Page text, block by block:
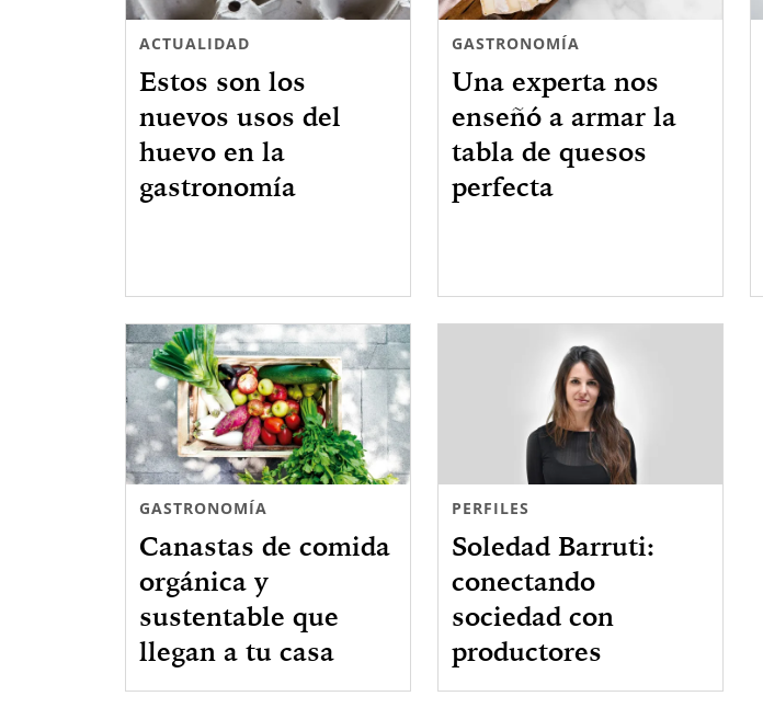
ACTUALIDAD
Estos son los
nuevos usos del
huevo en la
gastronomía
GASTRONOMÍA
Una experta nos
enseñó a armar la
tabla de quesos
perfecta
GASTRONOMÍA
Canastas de comida
orgánica y
sustentable que
llegan a tu casa
PERFILES
Soledad Barruti:
conectando
sociedad con
productores